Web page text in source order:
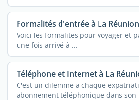
Formalités d'entrée à La Réunion
Voici les formalités pour voyager et
une fois arrivé à ...
Téléphone et Internet à La
C'est un dilemme à chaque
abonnement téléphonique dans son